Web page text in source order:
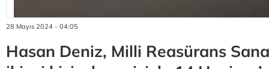
28 Mayıs 2024 - 04:05
Hasan Deniz, Milli Reasürans